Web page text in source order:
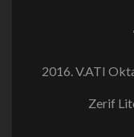
2016. V.ATI
Zerif